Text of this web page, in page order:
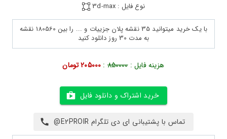
نوع فایل : 3d-max
با یک خرید میتوانید 35 نقشه پلان جزییات و ... را بین 180560 نقشه
به مدت 30 روز دانلود کنید
هزینه فایل :850000
: 205000 تومان
خرید اشتراک و دانلود فایل
تماس با پشتیبانی ای دی تلگرام E2PROIR@